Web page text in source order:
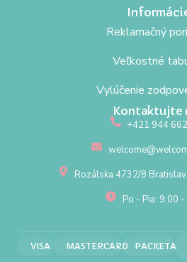
Reklamačný
Veľkostné
Vylúčenie
Kontaktujte
+421 944
Rozálska 4732/8
Po - Pia: 9:00
VISA MASTERCARD PACKETA